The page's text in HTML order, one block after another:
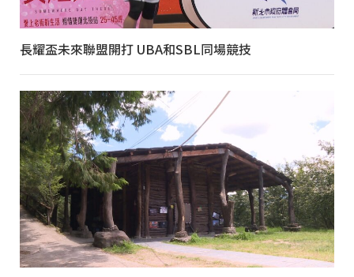
長耀盃未來聯盟開打 UBA和SBL同場競技